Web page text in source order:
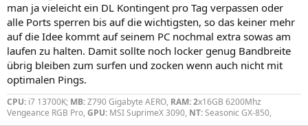
man ja vieleicht ein DL Kontingent pro Tag verpassen oder
alle Ports sperren bis auf die wichtigsten, so das keiner mehr
auf die Idee kommt auf seinem PC nochmal extra sowas am
laufen zu halten. Damit sollte noch locker genug Bandbreite
übrig bleiben zum surfen und zocken wenn auch nicht mit
optimalen Pings.
CPU: i7 13700K; MB:Z790 Gigabyte AERO, RAM: 2x16GB 6200Mhz
Vengeance RGB Pro, GPU: MSI SuprimeX 3090, NT:Seasonic GX-850,